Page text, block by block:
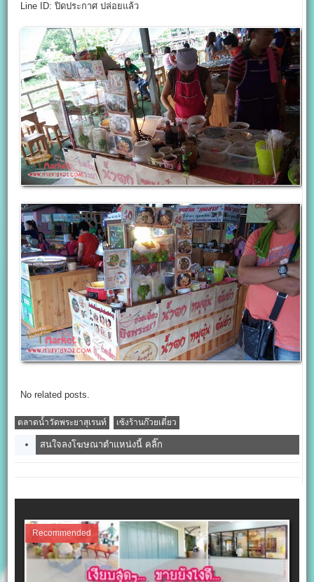
Line ID: ปิดประกาศ ปล่อยแล้ว
No related posts.
ตลาดน้ำวัดพระยาสุเรนท์ เซ้งร้านก๊วยเตี๋ยว
สนใจลงโฆษณาตำแหน่งนี้ คลิ๊ก
Recommended